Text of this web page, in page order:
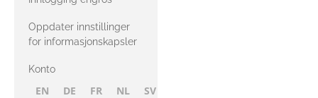
Oppdater innstillinger
for informasjonskapsler
Konto
EN DE FR NL SV